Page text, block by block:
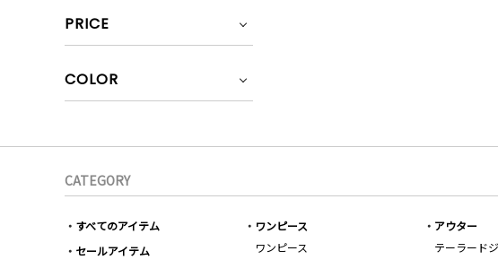
PRICE
COLOR
CATEGORY
すべてのアイテム
セールアイテム
ワンピース
ワンピース
アウター
テーラード